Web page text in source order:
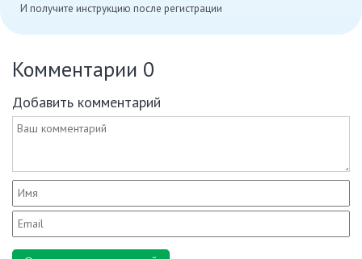
И получите инструкцию после регистрации
Комментарии 0
Добавить комментарий